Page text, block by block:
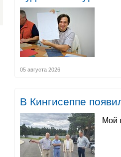
05 августа 2026
В Кингисеппе
Мой